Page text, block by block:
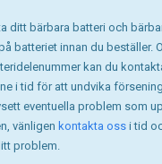
ditt bärbara batteri och
batteriet innan du beställer.
kan du
i tid för att undvika
eventuella problem som
vänligen kontakta oss i tid
problem.